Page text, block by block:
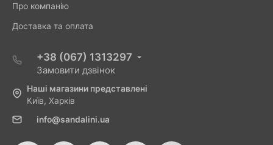
Про компанію
Доставка та оплата
+38 (067) 1313297
Замовити дзвінок
Наші магазини представлені
Київ, Харків
info@sandalini.ua